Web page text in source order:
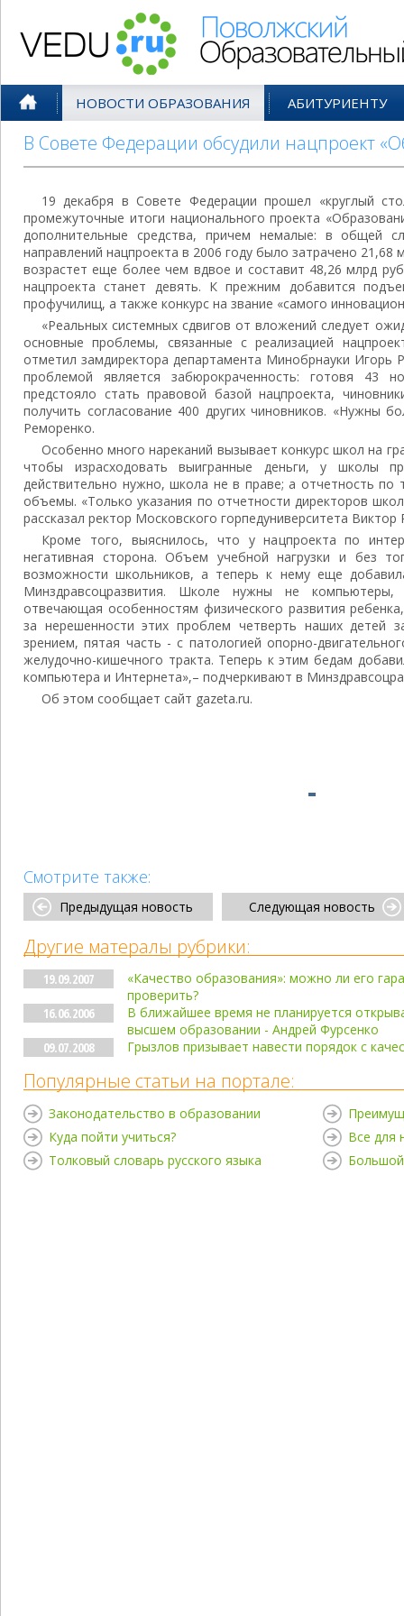
НОВОСТИ ОБРАЗОВАНИЯ АБИТУРИЕНТУ
В Совете Федерации обсудили нацпроект
19 декабря в Совете Федерации прошел «круглый
промежуточные итоги национального проекта
дополнительные средства, причем немалые: в общей
направлений нацпроекта в 2006 году было затрачено 21,68
возрастет еще более чем вдвое и составит 48,26 млрд
нацпроекта станет девять. К прежним добавится
профучилищ, а также конкурс на звание «самого
«Реальных системных сдвигов от вложений следует
основные проблемы, связанные с реализацией
отметил замдиректора департамента Минобрнауки Игорь
проблемой является забюрокраченность: готовя 43
предстояло стать правовой базой нацпроекта,
получить согласование 400 других чиновников. «Нужны
Реморенко.
Особенно много нареканий вызывает конкурс школ на
чтобы израсходовать выигранные деньги, у школы
действительно нужно, школа не в праве; а отчетность по
объемы. «Только указания по отчетности директоров
рассказал ректор Московского горпедуниверситета Виктор
Кроме того, выяснилось, что у нацпроекта по
негативная сторона. Объем учебной нагрузки и без
возможности школьников, а теперь к нему еще
Минздравсоцразвития. Школе нужны не
отвечающая особенностям физического развития
за нерешенности этих проблем четверть наших детей
зрением, пятая часть - с патологией опорно-
желудочно-кишечного тракта. Теперь к этим бедам
компьютера и Интернета»,– подчеркивают в
Об этом сообщает сайт gazeta.ru.
Смотрите также:
Предыдущая новость Следующая новость
Другие матералы рубрики:
19.09.2007
«Качество образования»: можно ли его
проверить?
16.06.2006
В ближайшее время не планируется
высшем образовании - Андрей Фурсенко
09.07.2008
Грызлов призывает навести порядок с
Популярные статьи на портале:
Законодательство в образовании
Куда пойти учиться?
Толковый словарь русского языка
Все для
Большой